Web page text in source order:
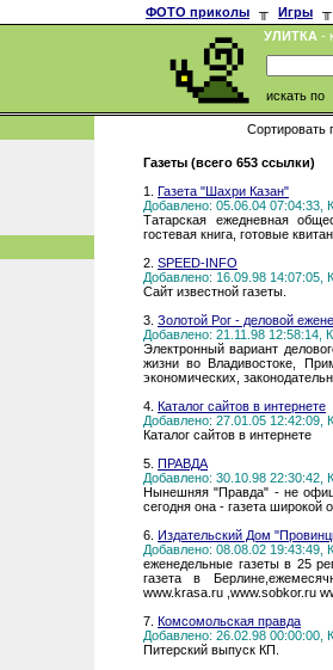
ФОТО приколы ╥ Игры
╥
УЛИТКА -
искать по
Сортировать
Газеты (всего 653 ссылки)
1. Газета "Шахри Казан"
Добавлено: 05.06.04 07:04:33,
Татарская ежедневная
гостевая книга, готовые
2. SPEED-INFO
Добавлено: 16.09.98 14:07:05,
Сайт известной газеты.
3. Золотой Рог - деловой
Добавлено: 21.11.98 12:58:14,
Электронный вариант
жизни во Владивостоке,
экономических,
4. Каталог сайтов в интернете
Добавлено: 27.01.05 12:42:09,
Каталог сайтов в интернете
5. ПРАВДА
Добавлено: 30.10.98 22:30:42,
Нынешняя "Правда" - не
сегодня она - газета широкой
6. Издательский Дом
Добавлено: 08.08.02 19:43:49,
еженедельные газеты в 25
газета в
www.krasa.ru ,www.sobkor.ru
7. Комсомольская правда
Добавлено: 26.02.98 00:00:00,
Питерский выпуск КП.